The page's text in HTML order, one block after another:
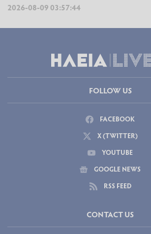
2026-08-09 03:57:44
FOLLOW US
FACEBOOK
X (TWITTER)
YOUTUBE
GOOGLE NEWS
RSS FEED
CONTACT US